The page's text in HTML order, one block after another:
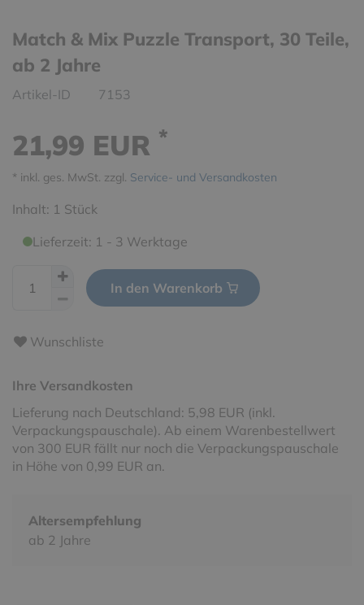
Match & Mix Puzzle Transport, 30 Teile,
ab 2 Jahre
Artikel-ID 7153
21,99 EUR *
* inkl. ges. MwSt. zzgl. Service- und Versandkosten
Inhalt: 1 Stück
Lieferzeit: 1 - 3 Werktage
In den Warenkorb
Wunschliste
Ihre Versandkosten
Lieferung nach Deutschland: 5,98 EUR (inkl.
Verpackungspauschale). Ab einem Warenbestellwert
von 300 EUR fällt nur noch die Verpackungspauschale
in Höhe von 0,99 EUR an.
Altersempfehlung
ab 2 Jahre